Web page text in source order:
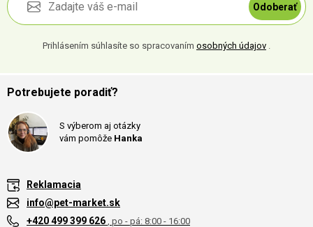
Odoberať
Prihlásením súhlasíte so spracovaním osobných údajov .
Potrebujete poradiť?
S výberom aj otázky
vám pomôže Hanka
Reklamacia
info@pet-market.sk
+420 499 399 626 , po - pá: 8:00 - 16:00